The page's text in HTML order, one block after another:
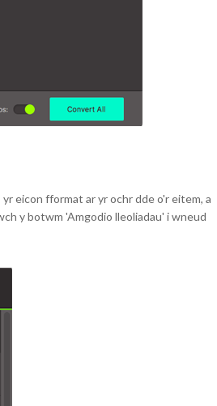
eicon fformat ar yr ochr dde o'r eitem, a
y botwm 'Amgodio lleoliadau' i wneud